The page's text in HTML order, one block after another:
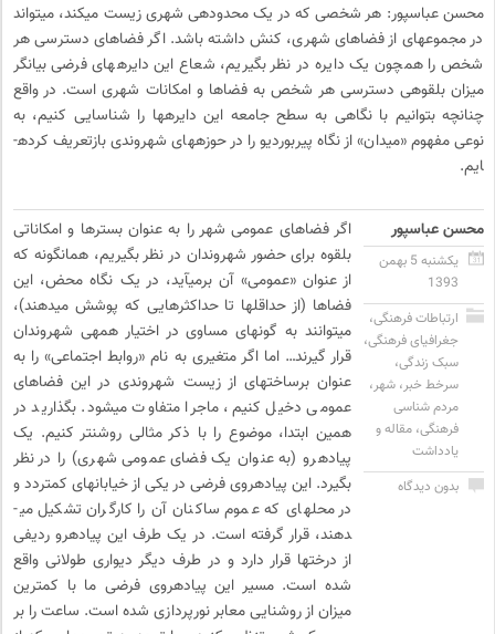
محسن عباسپور: هر شخصی که در یک محدوده­ی شهری زیست می­کند، می­تواند
در مجموعه­ای از فضاهای شهری، کنش داشته باشد. اگر فضاهای دسترسی هر
شخص را همچون یک دایره در نظر بگیریم، شعاع این دایره­های فرضی بیانگر
میزان بلقوه­ی دسترسی هر شخص به فضاها و امکانات شهری است. در واقع
چنانچه بتوانیم با نگاهی به سطح جامعه این دایره­ها را شناسایی کنیم، به
نوعی مفهوم «میدان» از نگاه پیربوردیو را در حوزه­های شهروندی بازتعریف کرده­
ایم.
محسن عباسپور
یکشنبه 5 بهمن
1393
ارتباطات فرهنگی،
جغرافیای فرهنگی،
سبک زندگی،
سرخط خبر، شهر،
مردم شناسی
فرهنگی، مقاله و
یادداشت
بدون دیدگاه
اگر فضاهای عمومی شهر را به عنوان بسترها و امکاناتی
بلقوه برای حضور شهروندان در نظر بگیریم، همانگونه که
از عنوان «عمومی» آن برمی­آید، در یک نگاه محض، این
فضاها (از حداقل­ها تا حداکثرهایی که پوشش می­دهند)،
می­توانند به گونه­ای مساوی در اختیار همه­ی شهروندان
قرار گیرند… اما اگر متغیری به نام «روابط اجتماعی» را به
عنوان برساخته­ای از زیست شهروندی در این فضاهای
عمومی دخیل کنیم، ماجرا متفاوت می­شود. بگذارید در
همین ابتدا، موضوع را با ذکر مثالی روشن­تر کنیم. یک
پیاده­رو (به عنوان یک فضای عمومی شهری) را در نظر
بگیرد. این پیاده­روی فرضی در یکی از خیابان­های کم­تردد و
در محله­ای که عموم ساکنان آن را کارگران تشکیل می­
دهند، قرار گرفته است. در یک طرف این پیاده­رو ردیفی
از درخت­ها قرار دارد و در طرف دیگر دیواری طولانی واقع
شده است. مسیر این پیاده­روی فرضی ما با کمترین
میزان از روشنایی معابر نورپردازی شده است. ساعت را بر